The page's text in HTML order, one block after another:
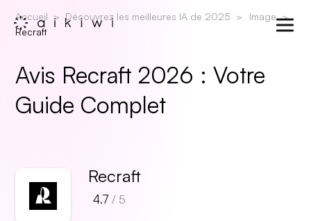
Accueil Découvrez les meilleures IA de 2025
Image
Recraft
Avis Recraft 2026 : Votre
Guide Complet
Recraft
4.7 / 5